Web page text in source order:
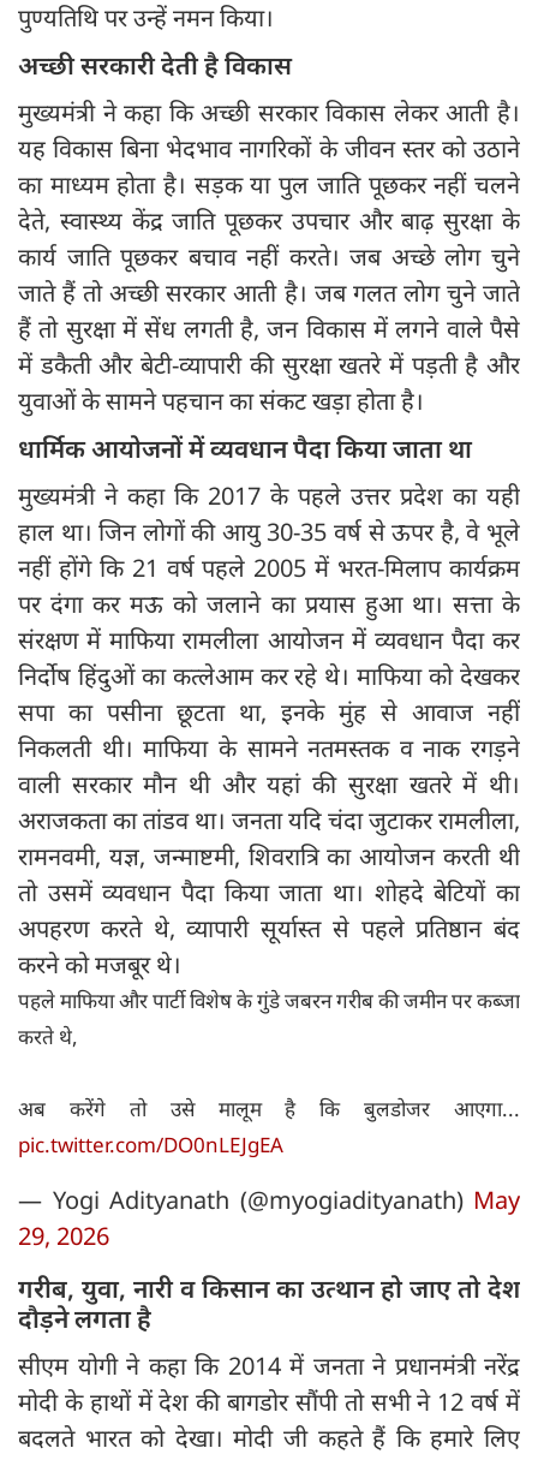
पुण्यतिथि पर उन्हें नमन किया।
अच्छी सरकारी देती है विकास
मुख्यमंत्री ने कहा कि अच्छी सरकार विकास लेकर आती है।
यह विकास बिना भेदभाव नागरिकों के जीवन स्तर को उठाने
का माध्यम होता है। सड़क या पुल जाति पूछकर नहीं चलने
देते, स्वास्थ्य केंद्र जाति पूछकर उपचार और बाढ़ सुरक्षा के
कार्य जाति पूछकर बचाव नहीं करते। जब अच्छे लोग चुने
जाते हैं तो अच्छी सरकार आती है। जब गलत लोग चुने जाते
हैं तो सुरक्षा में सेंध लगती है, जन विकास में लगने वाले पैसे
में डकैती और बेटी-व्यापारी की सुरक्षा खतरे में पड़ती है और
युवाओं के सामने पहचान का संकट खड़ा होता है।
धार्मिक आयोजनों में व्यवधान पैदा किया जाता था
मुख्यमंत्री ने कहा कि 2017 के पहले उत्तर प्रदेश का यही
हाल था। जिन लोगों की आयु 30-35 वर्ष से ऊपर है, वे भूले
नहीं होंगे कि 21 वर्ष पहले 2005 में भरत-मिलाप कार्यक्रम
पर दंगा कर मऊ को जलाने का प्रयास हुआ था। सत्ता के
संरक्षण में माफिया रामलीला आयोजन में व्यवधान पैदा कर
निर्दोष हिंदुओं का कत्लेआम कर रहे थे। माफिया को देखकर
सपा का पसीना छूटता था, इनके मुंह से आवाज नहीं
निकलती थी। माफिया के सामने नतमस्तक व नाक रगड़ने
वाली सरकार मौन थी और यहां की सुरक्षा खतरे में थी।
अराजकता का तांडव था। जनता यदि चंदा जुटाकर रामलीला,
रामनवमी, यज्ञ, जन्माष्टमी, शिवरात्रि का आयोजन करती थी
तो उसमें व्यवधान पैदा किया जाता था। शोहदे बेटियों का
अपहरण करते थे, व्यापारी सूर्यास्त से पहले प्रतिष्ठान बंद
करने को मजबूर थे।
पहले माफिया और पार्टी विशेष के गुंडे जबरन गरीब की जमीन पर कब्जा
करते थे,
अब करेंगे तो उसे मालूम है कि बुलडोजर आएगा...
pic.twitter.com/DO0nLEJgEA
— Yogi Adityanath (@myogiadityanath) May
29, 2026
गरीब, युवा, नारी व किसान का उत्थान हो जाए तो देश
दौड़ने लगता है
सीएम योगी ने कहा कि 2014 में जनता ने प्रधानमंत्री नरेंद्र
मोदी के हाथों में देश की बागडोर सौंपी तो सभी ने 12 वर्ष में
बदलते भारत को देखा। मोदी जी कहते हैं कि हमारे लिए